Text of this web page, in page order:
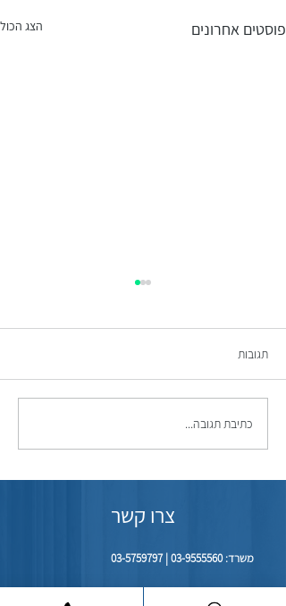
פוסטים אחרונים הצג הכול
תם עידן הפרינט: חיזוק הצוואה
בתיעוד וידאו
תגובות
כתיבת תגובה...
צרו קשר
משרד:03-9555560
|
03-5759797